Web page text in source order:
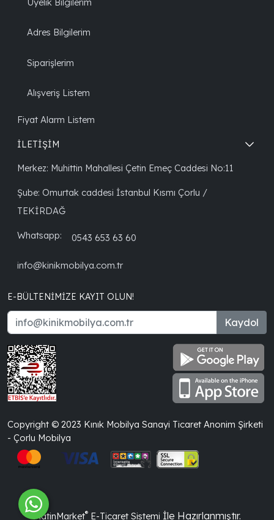
Adres Bilgilerim
Siparişlerim
Alışveriş Listem
Fiyat Alarm Listem
İLETİŞİM
Merkez: Muhittin Mahallesi Çetin Emeç Caddesi No:11
Şube: Omurtak caddesi İstanbul Kısmı Çorlu /
TEKİRDAĞ
Whatsapp: 0543 653 63 60
info@kinikmobilya.com.tr
E-BÜLTENIMIZE KAYIT OLUN!
Kaydol
Copyright © 2023 Kınık Mobilya Sanayi Ticaret Anonim Şirketi
- Çorlu Mobilya
PlatinMarket® E-Ticaret Sistemi İle Hazırlanmıştır.